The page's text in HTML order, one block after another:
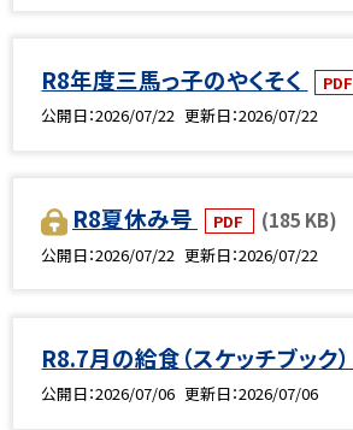
R8年度三馬っ子のやくそく PDF
公開日 2026/07/22 更新日 2026/07/22
R8夏休み号 PDF (185 KB)
公開日 2026/07/22 更新日 2026/07/22
R8.7月の給食（スケッチブック）
公開日 2026/07/06 更新日 2026/07/06